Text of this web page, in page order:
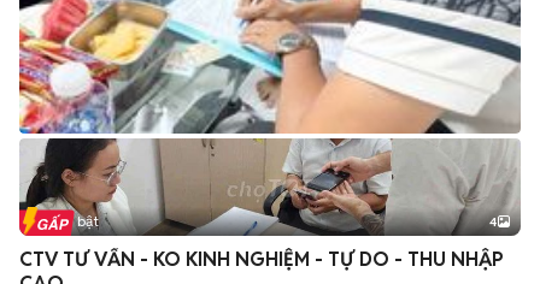
Tin nổi bật 4
CTV TƯ VẤN - KO KINH NGHIỆM - TỰ DO - THU NHẬP